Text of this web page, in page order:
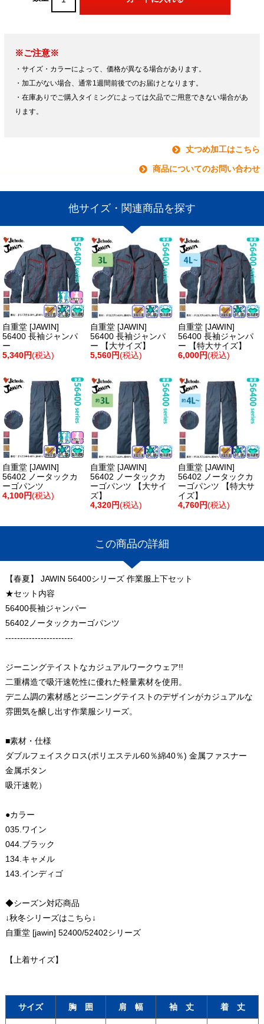
※ご注意※
・サイズ・カラーによって、価格が異なる場合があります。
・加工がない場合、通常1週間前後でのお届けとなります。
・在庫ありでご購入タイミングによっては欠品でご用意できない場合があ
ります。
丈つめ加工はこちら
商品についてのお問い合わせ
他サイズ・関連商品を探す
自重堂 [JAWIN]
56400 長袖ジャンパ
ー
5,340円(税込)
自重堂 [JAWIN]
56400 長袖ジャンパ
ー 【大サイズ】
5,560円(税込)
自重堂 [JAWIN]
56400 長袖ジャンパ
ー 【特大サイズ】
6,000円(税込)
自重堂 [JAWIN]
56402 ノータックカ
ーゴパンツ
4,100円(税込)
自重堂 [JAWIN]
56402 ノータックカ
ーゴパンツ 【大サイ
ズ】
4,320円(税込)
自重堂 [JAWIN]
56402 ノータックカ
ーゴパンツ 【特大サ
イズ】
4,760円(税込)
この商品の詳細
【春夏】 JAWIN 56400シリーズ 作業服上下セット
★セット内容
56400長袖ジャンパー
56402ノータックカーゴパンツ
-----------------------
ジーニングテイストなカジュアルワークウェア!!
二重構造で吸汗速乾性に優れた軽量素材を使用。
デニム調の素材感とジーニングテイストのデザインがカジュアルな
雰囲気を醸し出す作業服シリーズ。
■素材・仕様
ダブルフェイスクロス(ポリエステル60％綿40％) 金属ファスナー
金属ボタン
吸汗速乾）
●カラー
035.ワイン
044.ブラック
134.キャメル
143.インディゴ
◆シーズン対応商品
↓秋冬シリーズはこちら↓
自重堂 [jawin] 52400/52402シリーズ
【上着サイズ】
サイズ 胸 囲 肩 幅 袖 丈 着 丈